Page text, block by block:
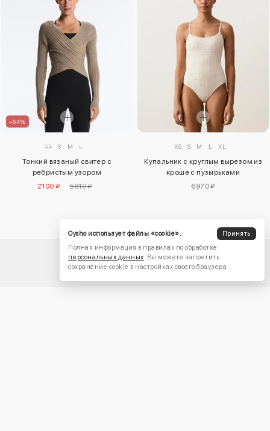
–64%
XS S M L
Тонкий вязаный свитер с
ребристым узором
2100 ₽
5810 ₽
XS S M L XL
Купальник с круглым вырезом из
кроше с пузырьками
6970 ₽
Oysho использует файлы «cookie».
Принять
Полная информация в правилах по обработке
персональных данных. Вы можете запретить
сохранение cookie в настройках своего браузера